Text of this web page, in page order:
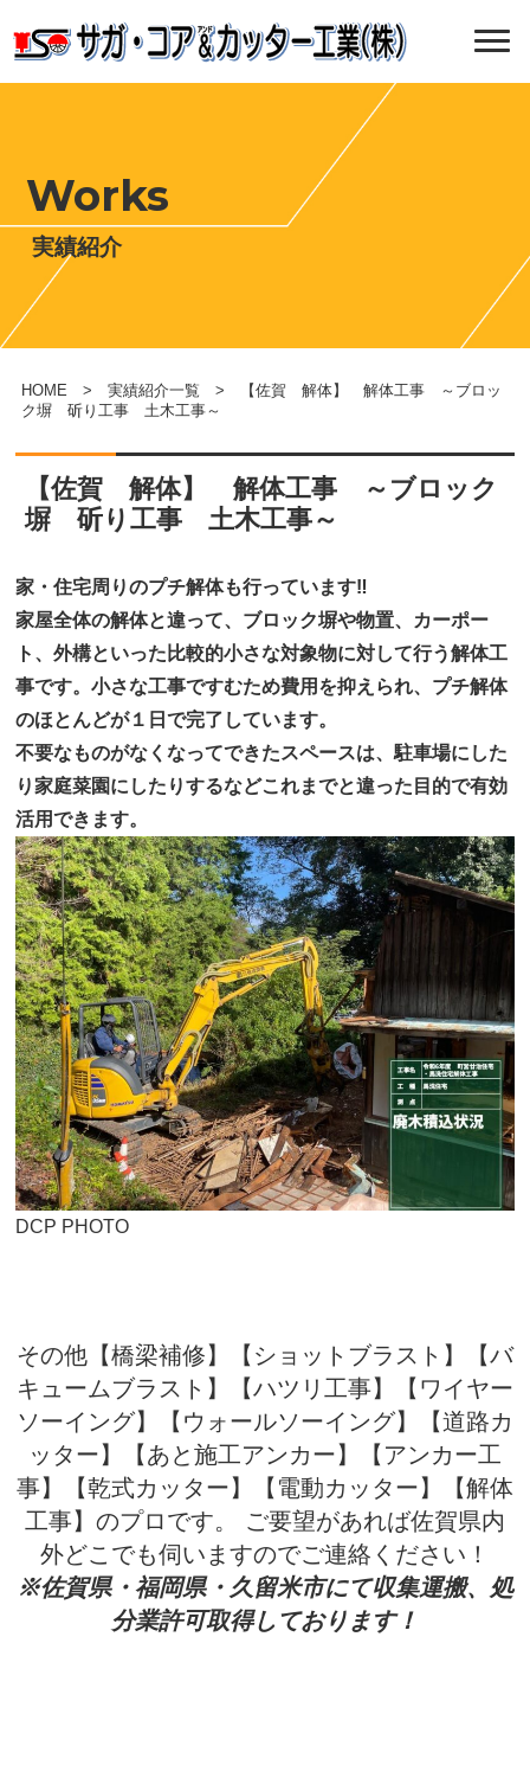
Works
実績紹介
HOME > 実績紹介一覧 > 【佐賀 解体】 解体工事 ～ブロッ
ク塀 斫り工事 土木工事～
【佐賀 解体】 解体工事 ～ブロック
塀 斫り工事 土木工事～
家・住宅周りのプチ解体も行っています‼
家屋全体の解体と違って、ブロック塀や物置、カーポー
ト、外構といった比較的小さな対象物に対して行う解体工
事です。小さな工事ですむため費用を抑えられ、プチ解体
のほとんどが１日で完了しています。
不要なものがなくなってできたスペースは、駐車場にした
り家庭菜園にしたりするなどこれまでと違った目的で有効
活用できます。
DCP PHOTO
その他【橋梁補修】【ショットブラスト】【バ
キュームブラスト】【ハツリ工事】【ワイヤー
ソーイング】【ウォールソーイング】【道路カ
ッター】【あと施工アンカー】【アンカー工
事】【乾式カッター】【電動カッター】【解体
工事】のプロです。 ご要望があれば佐賀県内
外どこでも伺いますのでご連絡ください！
※佐賀県・福岡県・久留米市にて収集運搬、処
分業許可取得しております！